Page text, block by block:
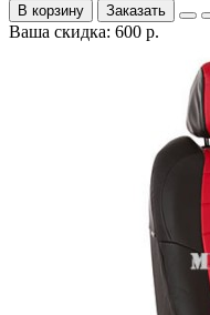
В корзину Заказать
Ваша скидка: 600 р.